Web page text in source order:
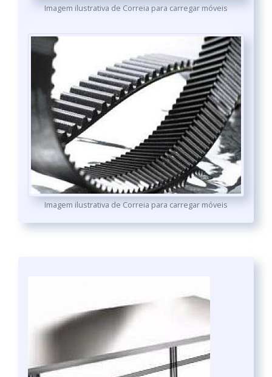
Imagem ilustrativa de Correia para carregar móveis
Imagem ilustrativa de Correia para carregar móveis